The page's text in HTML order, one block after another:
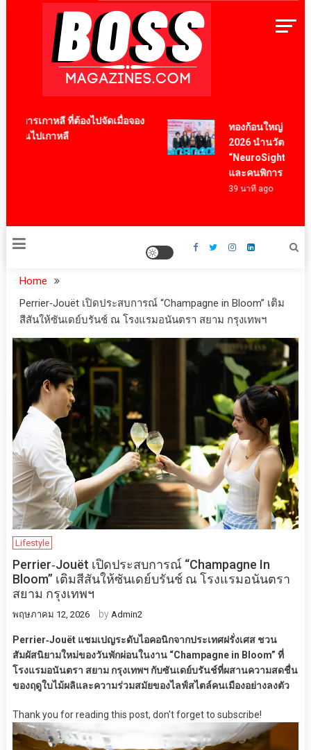
BossMagazinesThailand
หารเกาหลี ที่ต้องไปจัดเมื่อจอง
นไปเกาหลี
ทองก้อนใหญ่ โฮลดิ้ง ร่ว
2026 นำนวัตกรรม
“NeuroSight” หนุนคุณ
และคนพิการ
39 นาที ago
Home
Perrier‑Jouët เปิดประสบการณ์ “Champagne in Bloom” เติม
สีสันให้ซันเดย์บรันช์ ณ โรงแรมอนันตรา สยาม กรุงเทพฯ
Lifestyle
Perrier‑Jouët เปิดประสบการณ์ “Champagne In
Bloom” เติมสีสันให้ซันเดย์บรันช์ ณ โรงแรมอนันตรา
สยาม กรุงเทพฯ
พฤษภาคม 12, 2026 by Admin2
Perrier‑Jouët แชมเปญระดับไอคอนิกจากประเทศฝรั่งเศส ชวน
สัมผัสนิยามใหม่ของวันพักผ่อนในงาน “Champagne in Bloom” ที่
โรงแรมอนันตรา สยาม กรุงเทพฯ กับซันเดย์บรันช์ที่ผสานความสดชื่น
ของฤดูใบไม้ผลิและความร่วมสมัยของไลฟ์สไตล์คนเมืองอย่างลงตัว
Thank you for reading this post, don't forget to subscribe!